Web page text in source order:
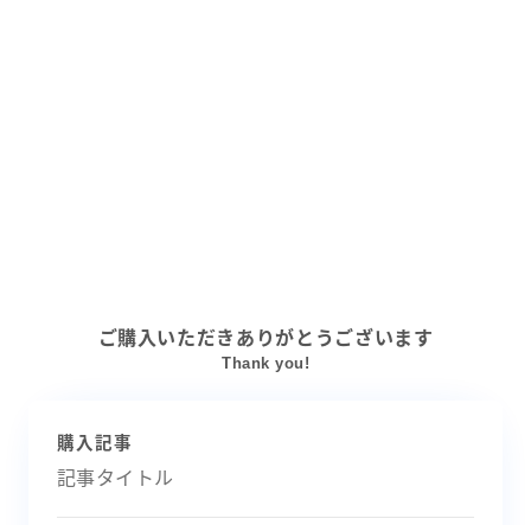
ご購入いただきありがとうございます
Thank you!
購入記事
記事タイトル